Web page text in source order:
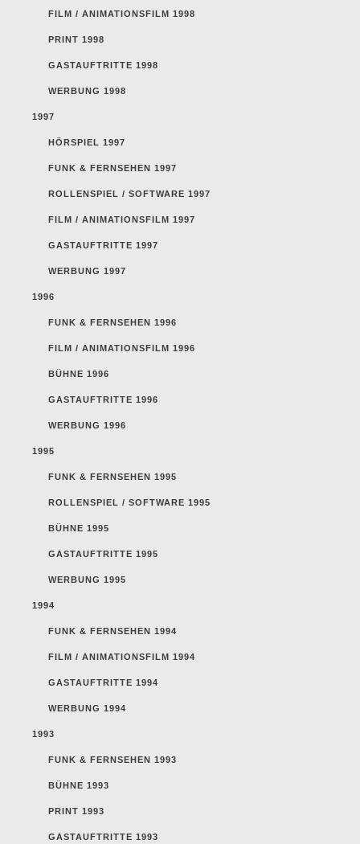
FILM / ANIMATIONSFILM 1998
PRINT 1998
GASTAUFTRITTE 1998
WERBUNG 1998
1997
HÖRSPIEL 1997
FUNK & FERNSEHEN 1997
ROLLENSPIEL / SOFTWARE 1997
FILM / ANIMATIONSFILM 1997
GASTAUFTRITTE 1997
WERBUNG 1997
1996
FUNK & FERNSEHEN 1996
FILM / ANIMATIONSFILM 1996
BÜHNE 1996
GASTAUFTRITTE 1996
WERBUNG 1996
1995
FUNK & FERNSEHEN 1995
ROLLENSPIEL / SOFTWARE 1995
BÜHNE 1995
GASTAUFTRITTE 1995
WERBUNG 1995
1994
FUNK & FERNSEHEN 1994
FILM / ANIMATIONSFILM 1994
GASTAUFTRITTE 1994
WERBUNG 1994
1993
FUNK & FERNSEHEN 1993
BÜHNE 1993
PRINT 1993
GASTAUFTRITTE 1993